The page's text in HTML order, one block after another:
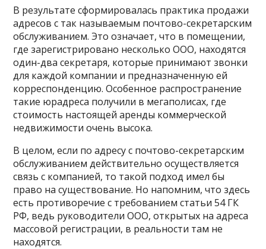
В результате сформировалась практика продажи
адресов с так называемым почтово-секретарским
обслуживанием. Это означает, что в помещении,
где зарегистрировано несколько ООО, находятся
один-два секретаря, которые принимают звонки
для каждой компании и предназначенную ей
корреспонденцию. Особенное распространение
такие юрадреса получили в мегаполисах, где
стоимость настоящей аренды коммерческой
недвижимости очень высока.
В целом, если по адресу с почтово-секретарским
обслуживанием действительно осуществляется
связь с компанией, то такой подход имел бы
право на существование. Но напомним, что здесь
есть противоречие с требованием статьи 54 ГК
РФ, ведь руководители ООО, открытых на адреса
массовой регистрации, в реальности там не
находятся.